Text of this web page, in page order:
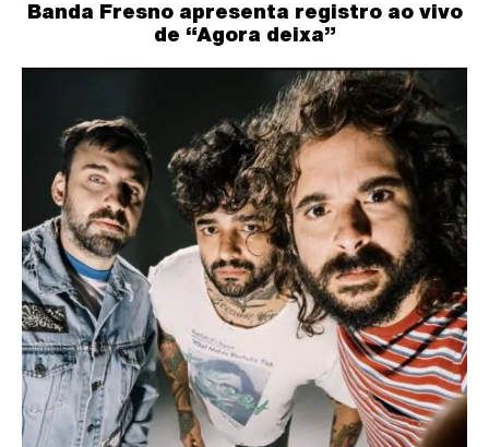
Banda Fresno apresenta registro ao vivo
de “Agora deixa”